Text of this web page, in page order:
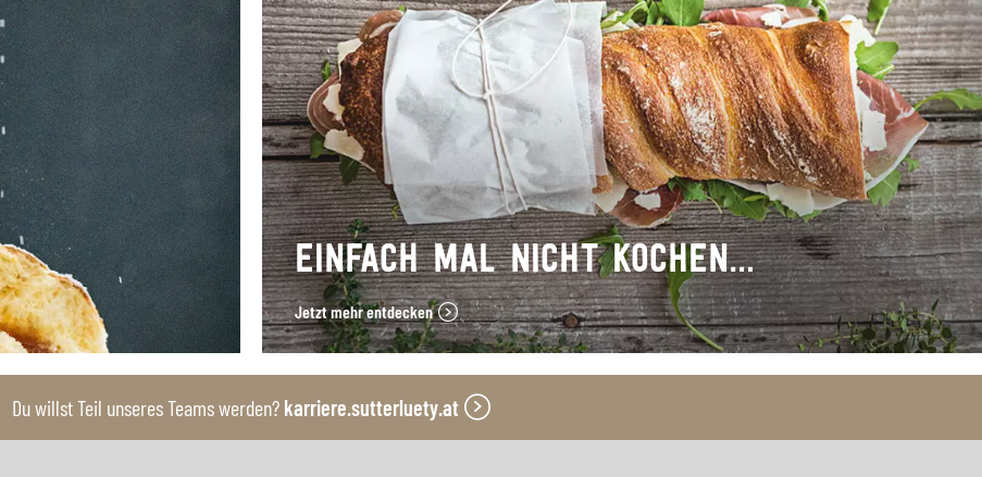
EINFACH MAL NICHT KOCHEN…
Jetzt mehr entdecken
Du willst Teil unseres Teams werden? karriere.sutterluety.at